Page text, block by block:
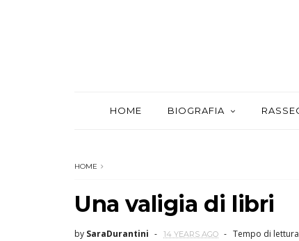
HOME BIOGRAFIA
HOME
Una valigia di libri
by SaraDurantini 14 YEARS AGO Tempo di